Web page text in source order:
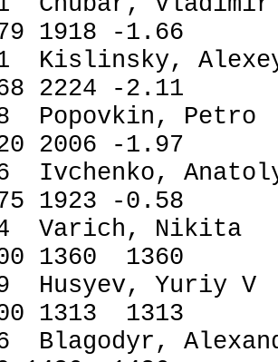
1918 -1.66
Kislinsky,
2224 -2.11
Popovkin,
2006 -1.97
1923 -0.58
1360 1360
1313 1313
Blagodyr,